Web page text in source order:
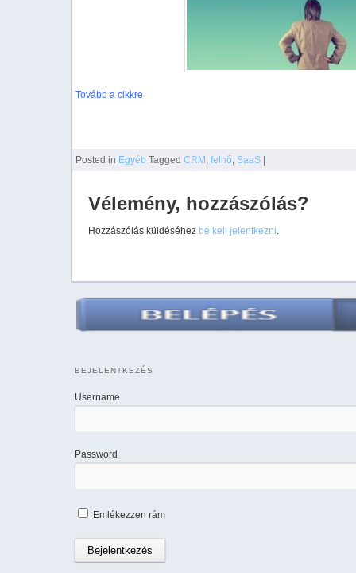
Tovább a cikkre
Posted in Egyéb Tagged CRM , felhő, SaaS
Vélemény, hozzászólás?
Hozzászólás küldéséhez be kell jelentkezni.
BEJELENTKEZÉS
Username
Password
Emlékezzen rám